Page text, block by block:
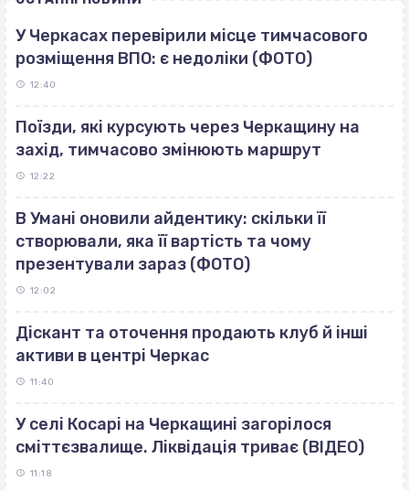
У Черкасах перевірили місце тимчасового
розміщення ВПО: є недоліки (ФОТО)
12:40
Поїзди, які курсують через Черкащину на
захід, тимчасово змінюють маршрут
12:22
В Умані оновили айдентику: скільки її
створювали, яка її вартість та чому
презентували зараз (ФОТО)
12:02
Діскант та оточення продають клуб й інші
активи в центрі Черкас
11:40
У селі Косарі на Черкащині загорілося
сміттєзвалище. Ліквідація триває (ВІДЕО)
11:18